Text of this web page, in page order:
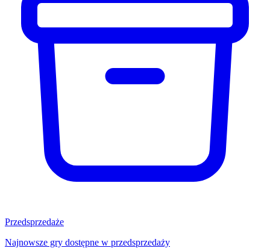
Przedsprzedaże
Najnowsze gry dostępne w przedsprzedaży